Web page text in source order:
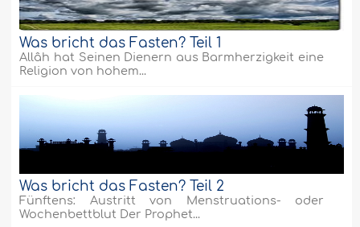
Was bricht das Fasten? Teil 1
Allâh hat Seinen Dienern aus Barmherzigkeit eine
Religion von hohem...
Was bricht das Fasten? Teil 2
Fünftens: Austritt von Menstruations- oder
Wochenbettblut Der Prophet...